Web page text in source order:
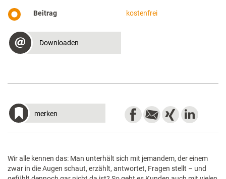
Beitrag kostenfrei
Downloaden
merken
Wir alle kennen das: Man unterhält sich mit jemandem, der einem
zwar in die Augen schaut, erzählt, antwortet, Fragen stellt – und